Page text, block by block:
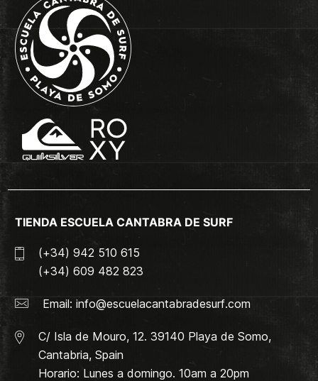
TIENDA ESCUELA CANTABRA DE SURF
(+34) 942 510 615
(+34) 609 482 823
Email: info@escuelacantabradesurf.com
C/ Isla de Mouro, 12. 39140 Playa de Somo,
Cantabria, Spain
Horario: Lunes a domingo. 10am a 20pm